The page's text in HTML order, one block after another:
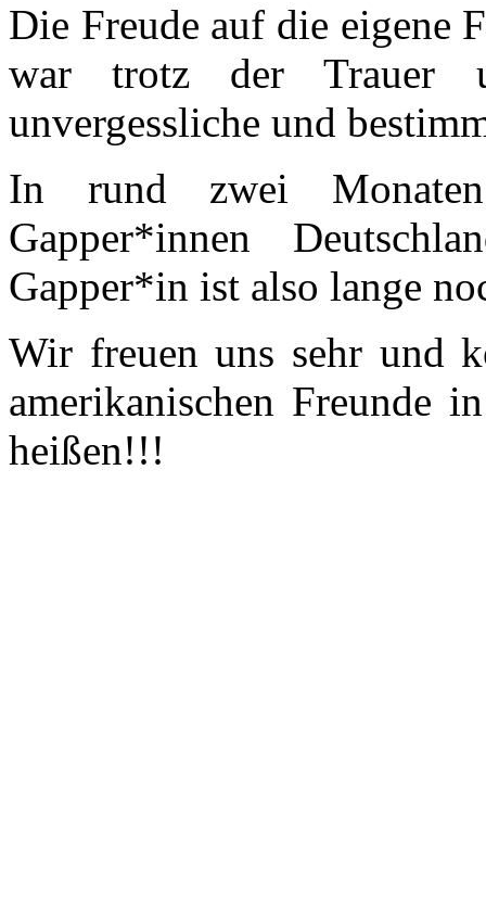
Die Freude auf die eigene
war trotz der Trauer
unvergessliche und
In rund zwei Monaten
Gapper*innen
Gapper*in ist also lange
Wir freuen uns sehr und
amerikanischen Freunde
heißen!!!